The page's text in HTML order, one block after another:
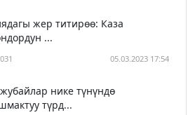
жер титирөө: Каза
...
05.03.2023 17:54
нике түнүндө
түрд...